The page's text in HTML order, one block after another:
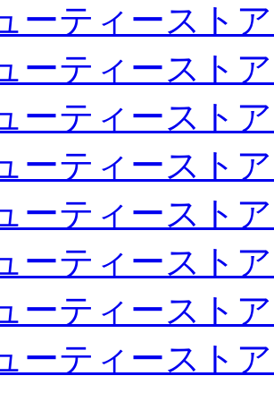
ーティースト
ーティースト
ーティースト
ーティースト
ーティースト
ーティースト
ーティースト
ーティースト